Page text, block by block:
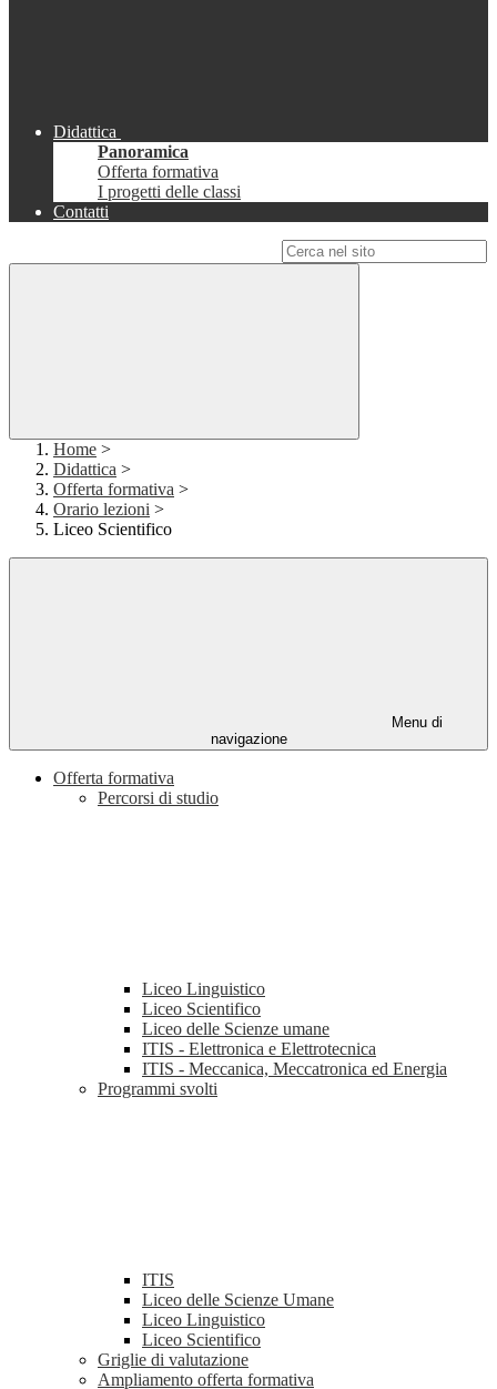
Didattica
Panoramica
Offerta formativa
I progetti delle classi
Contatti
Home >
Didattica >
Offerta formativa >
Orario lezioni >
Liceo Scientifico
Menu di
navigazione
Offerta formativa
Percorsi di studio
Liceo Linguistico
Liceo Scientifico
Liceo delle Scienze umane
ITIS - Elettronica e Elettrotecnica
ITIS - Meccanica, Meccatronica ed Energia
Programmi svolti
ITIS
Liceo delle Scienze Umane
Liceo Linguistico
Liceo Scientifico
Griglie di valutazione
Ampliamento offerta formativa